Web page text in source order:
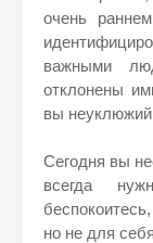
очень
важными
отклонены
вы
Сегодня вы
всегда
но не для